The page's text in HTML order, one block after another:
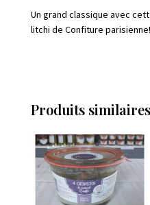
Un grand classique avec
litchi de Confiture parisienne!
Produits similaires